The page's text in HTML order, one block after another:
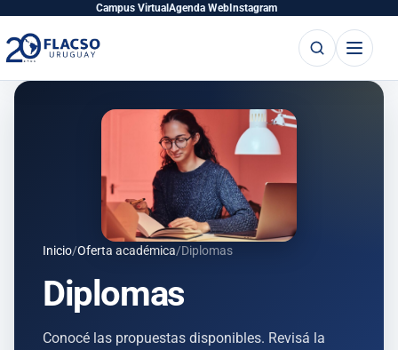
contenido
principal
contenido
Campus VirtualAgenda WebInstagram
BuscarAbrir
menú
Inicio/Oferta académica/Diplomas
Diplomas
Conocé las propuestas disponibles. Revisá la